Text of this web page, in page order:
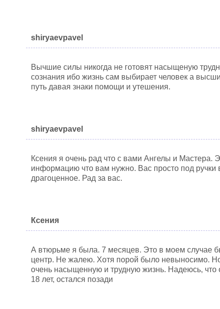
shiryaevpavel
Вычшие силы никогда не готовят насыщеную
сознания ибо жизнь сам выбирает человек а
путь давая знаки помощи и утешения.
shiryaevpavel
Ксения я очень рад что с вами Ангелы и Мастера.
информацию что вам нужно. Вас просто под ручки
драгоценное. Рад за вас.
Ксения
А втюрьме я была. 7 месяцев. Это в моем случае
центр. Не жалею. Хотя порой было невыносимо.
очень насыщенную и трудную жизнь. Надеюсь,
18 лет, остался позади